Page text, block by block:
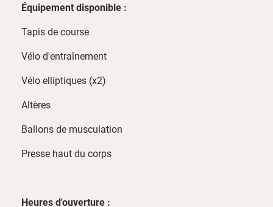
Équipement disponible :
Tapis de course
Vélo d'entraînement
Vélo elliptiques (x2)
Altères
Ballons de musculation
Presse haut du corps
Heures d'ouverture :